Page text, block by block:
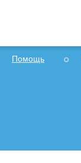
Помощь